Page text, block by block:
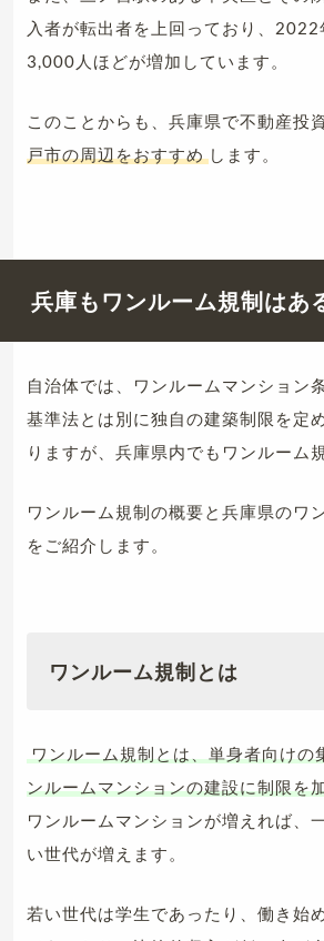
入者が転出者を上回っており、2022
3,000人ほどが増加しています。
このことからも、兵庫県で不動産投
戸市の周辺をおすすめ します。
兵庫もワンルーム規制はあ
自治体では、ワンルームマンション
基準法とは別に独自の建築制限を定
りますが、兵庫県内でもワンルーム
ワンルーム規制の概要と兵庫県のワ
をご紹介します。
ワンルーム規制とは
ワンルーム規制とは、単身者向けの
ンルームマンションの建設に制限を
ワンルームマンションが増えれば、
い世代が増えます。
若い世代は学生であったり、働き始